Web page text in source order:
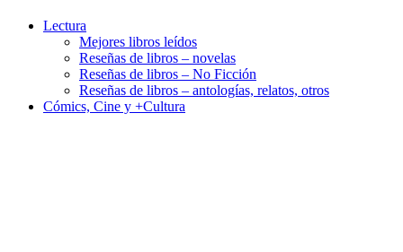
Lectura
Mejores libros leídos
Reseñas de libros – novelas
Reseñas de libros – No Ficción
Reseñas de libros – antologías, relatos, otros
Cómics, Cine y +Cultura